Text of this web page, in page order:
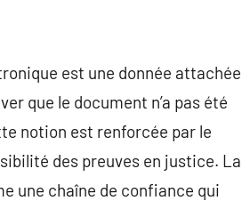
est une donnée attachée
que le document n’a pas été
notion est renforcée par le
des preuves en justice. La
une chaîne de confiance qui